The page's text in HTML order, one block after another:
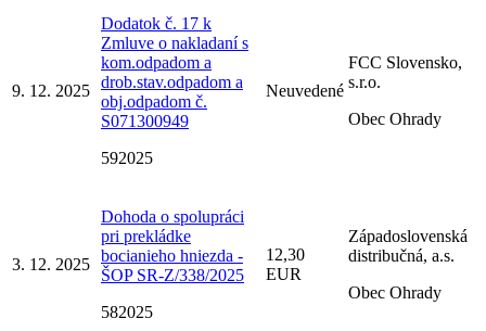
9. 12. 2025
Dodatok č. 17 k
Zmluve o nakladaní s
kom.odpadom a
drob.stav.odpadom a
obj.odpadom č.
S071300949
592025
Neuvedené
FCC Slovensko,
s.r.o.
Obec Ohrady
3. 12. 2025
Dohoda o spolupráci
pri prekládke
bocianieho hniezda -
ŠOP SR-Z/338/2025
582025
12,30
EUR
Západoslovenská
distribučná, a.s.
Obec Ohrady